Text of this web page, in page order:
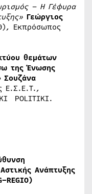
– Η Γέφυρα
Γεώργιος
Εκπρόσωπος
θεμάτων
της Ένωσης
Σουζάνα
Ε.Σ.Ε.Τ.,
POLITIKI.
Ανάπτυξης
–REGIO)